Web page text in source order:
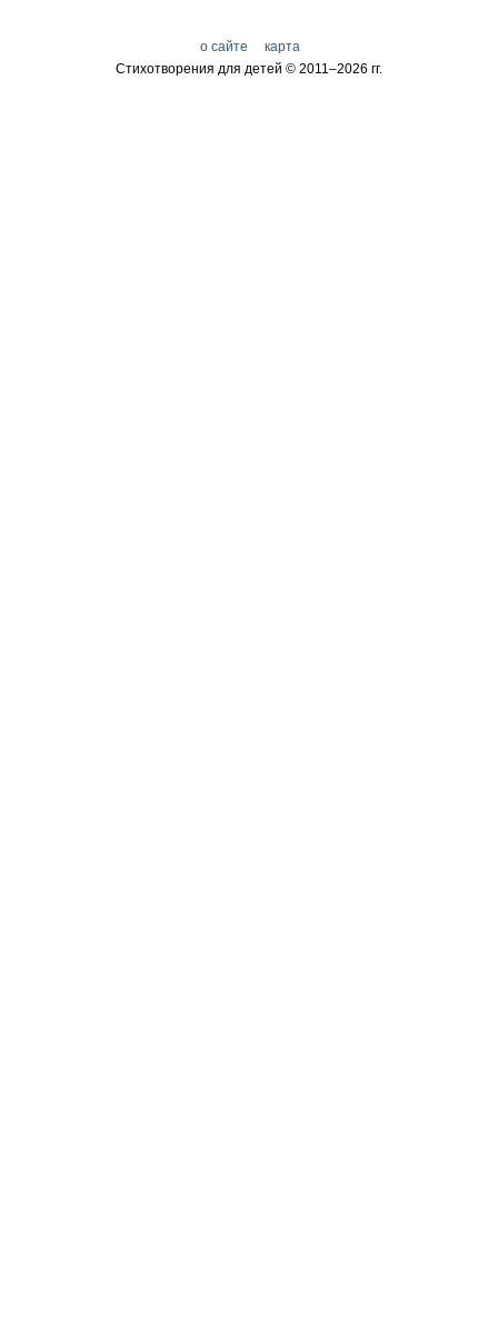
о сайте
карта
Стихотворения для детей © 2011–2026 гг.